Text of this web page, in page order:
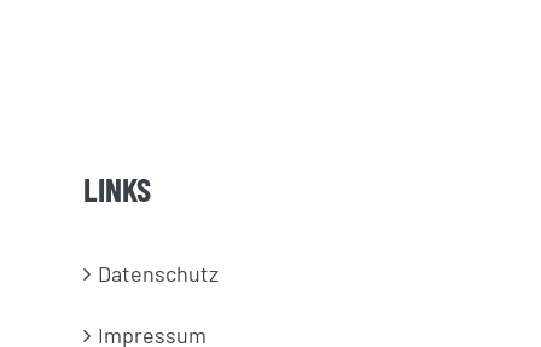
LINKS
Datenschutz
Impressum